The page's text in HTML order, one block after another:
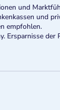
und
und
empfohlen.
Ersparnisse